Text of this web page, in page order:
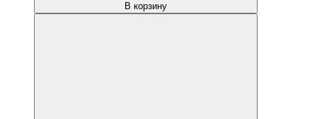
В корзину